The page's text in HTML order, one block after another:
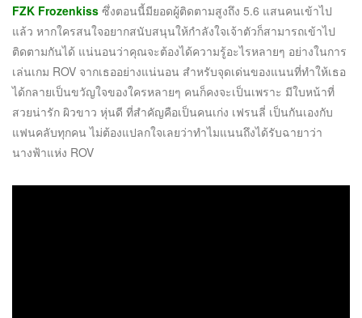
FZK Frozenkiss ซึ่งตอนนี้มียอดผู้ติดตามสูงถึง 5.6 แสนคนเข้าไป
แล้ว หากใครสนใจอยากสนับสนุนให้กำลังใจเจ้าตัวก็สามารถเข้าไป
ติดตามกันได้ แน่นอนว่าคุณจะต้องได้ความรู้อะไรหลายๆ อย่างในการ
เล่นเกม ROV จากเธออย่างแน่นอน สำหรับจุดเด่นของแนนที่ทำให้เธอ
ได้กลายเป็นขวัญใจของใครหลายๆ คนก็คงจะเป็นเพราะ มีใบหน้าที่
สวยน่ารัก ผิวขาว หุ่นดี ที่สำคัญคือเป็นคนเก่ง เฟรนลี่ เป็นกันเองกับ
แฟนคลับทุกคน ไม่ต้องแปลกใจเลยว่าทำไมแนนถึงได้รับฉายาว่า
นางฟ้าแห่ง ROV